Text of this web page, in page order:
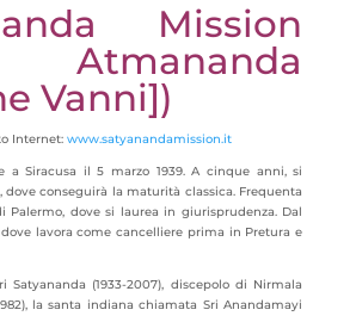
Mission
Vanni])
Internet: www.satyanandamission.it
a Siracusa il 5 marzo 1939. A cinque anni, si
dove conseguirà la maturità classica. Frequenta
Palermo, dove si laurea in giurisprudenza. Dal
lavora come cancelliere prima in Pretura e
Satyananda (1933-2007), discepolo di Nirmala
la santa indiana chiamata Sri Anandamayi